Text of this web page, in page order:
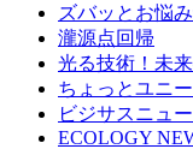
ズバッとお悩
瀧源点回帰
光る技術！未
ちょっとユニ
ビジサスニュ
ECOLOGY